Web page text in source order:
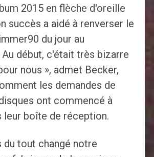
2015 en flèche d'oreille
succès a aidé à renverser le
du jour au
Au début, c'était très bizarre
nous », admet Becker,
les demandes de
ont commencé à
leur boîte de réception.
du tout changé notre